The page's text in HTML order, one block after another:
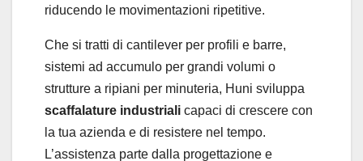
riducendo le movimentazioni ripetitive.
Che si tratti di cantilever per profili e barre,
sistemi ad accumulo per grandi volumi o
strutture a ripiani per minuteria, Huni sviluppa
scaffalature industriali capaci di crescere con
la tua azienda e di resistere nel tempo.
L’assistenza parte dalla progettazione e